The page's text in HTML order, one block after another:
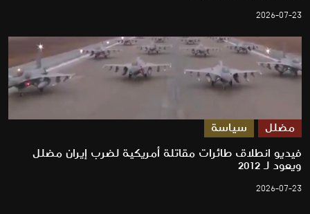
2026-07-23
مضلل سياسة
فيديو انطلاق طائرات مقاتلة أمريكية لضرب إيران مضلل
ويعود لـ 2012
2026-07-23